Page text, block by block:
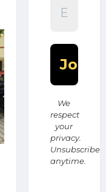
We
respect
your
privacy.
Unsubscribe
anytime.